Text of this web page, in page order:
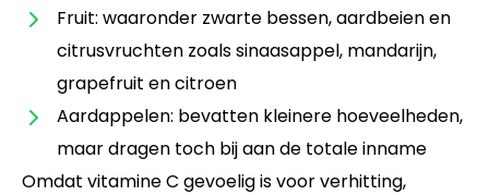
Fruit: waaronder zwarte bessen, aardbeien en
citrusvruchten zoals sinaasappel, mandarijn,
grapefruit en citroen
Aardappelen: bevatten kleinere hoeveelheden,
maar dragen toch bij aan de totale inname
Omdat vitamine C gevoelig is voor verhitting,